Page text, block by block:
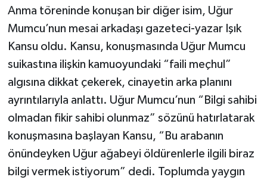
Anma töreninde konuşan bir diğer isim, Uğur
Mumcu’nun mesai arkadaşı gazeteci-yazar Işık
Kansu oldu. Kansu, konuşmasında Uğur Mumcu
suikastına ilişkin kamuoyundaki “faili meçhul”
algısına dikkat çekerek, cinayetin arka planını
ayrıntılarıyla anlattı. Uğur Mumcu’nun “Bilgi sahibi
olmadan fikir sahibi olunmaz” sözünü hatırlatarak
konuşmasına başlayan Kansu, “Bu arabanın
önündeyken Uğur ağabeyi öldürenlerle ilgili biraz
bilgi vermek istiyorum” dedi. Toplumda yaygın